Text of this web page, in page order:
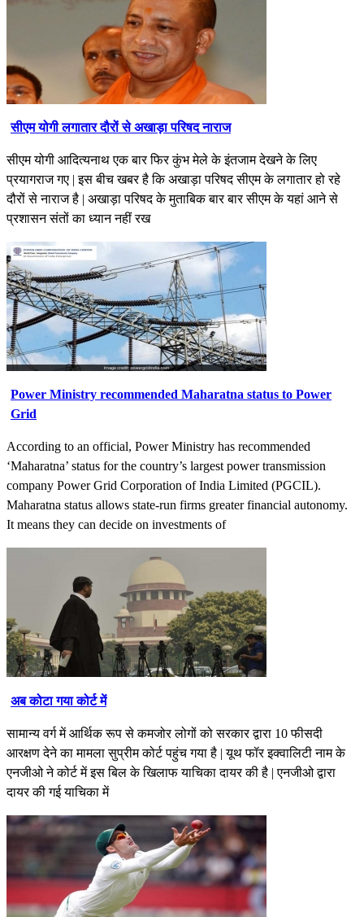
सीएम योगी लगातार दौरों से अखाड़ा परिषद नाराज
सीएम योगी आदित्यनाथ एक बार फिर कुंभ मेले के इंतजाम देखने के लिए
प्रयागराज गए | इस बीच खबर है कि अखाड़ा परिषद सीएम के लगातार हो रहे
दौरों से नाराज है | अखाड़ा परिषद के मुताबिक बार बार सीएम के यहां आने से
प्रशासन संतों का ध्यान नहीं रख
Power Ministry recommended Maharatna status to Power
Grid
According to an official, Power Ministry has recommended
‘Maharatna’ status for the country’s largest power transmission
company Power Grid Corporation of India Limited (PGCIL).
Maharatna status allows state-run firms greater financial autonomy.
It means they can decide on investments of
अब कोटा गया कोर्ट में
सामान्य वर्ग में आर्थिक रूप से कमजोर लोगों को सरकार द्वारा 10 फीसदी
आरक्षण देने का मामला सुप्रीम कोर्ट पहुंच गया है | यूथ फॉर इक्वालिटी नाम के
एनजीओ ने कोर्ट में इस बिल के खिलाफ याचिका दायर की है | एनजीओ द्वारा
दायर की गई याचिका में